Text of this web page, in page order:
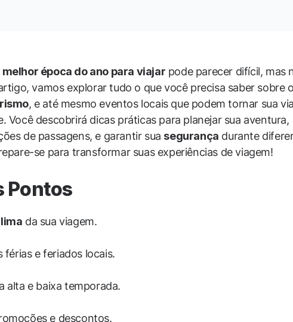
época do ano para viajar pode parecer difícil, mas
vamos explorar tudo o que você precisa saber sobre o
, e até mesmo eventos locais que podem tornar sua
Você descobrirá dicas práticas para planejar sua aventura,
de passagens, e garantir sua segurança durante
se para transformar suas experiências de viagem!
Pontos
da sua viagem.
férias e feriados locais.
alta e baixa temporada.
e descontos.